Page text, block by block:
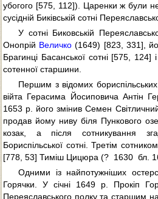
убогого [575, 112]). Царенки ж були
сусідній Биківській сотні
У сотні Биковській
Онопрій Величко (1649) [823, 331],
Брагинці Басанської сотні [575, 124]
сотенної старшини.
Першим з відомих
війта Герасима Йосиповича Антін
1653 р. його змінив Семен
продав йому ниву біля Пункового
козак, а після сотникування
Бориспільської сотні. Третім
[778, 53] Тиміш Цицюра (?  1630  бл.
Одними із найпотужніших
Горячки. У січні 1649 р. Прокіп
Переяславського полку та старшим